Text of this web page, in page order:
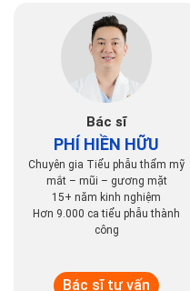
Bác sĩ
PHÍ HIỀN HỮU
Chuyên gia Tiểu phẫu thẩm mỹ
mắt – mũi – gương mặt
15+ năm kinh nghiệm
Hơn 9.000 ca tiểu phẫu thành
công
Bác sĩ tư vấn